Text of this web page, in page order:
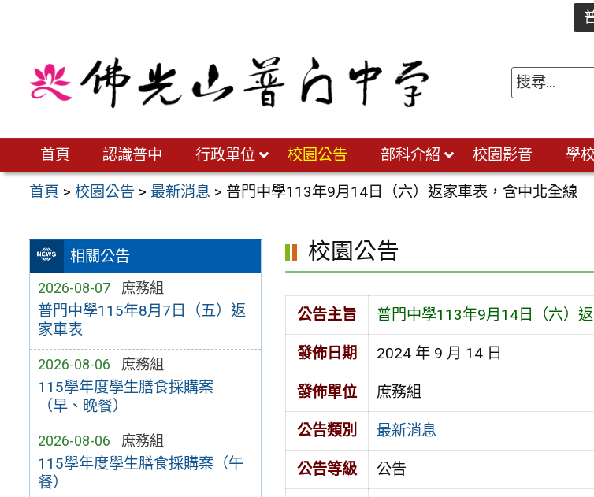
首頁 認識普中 行政單位 校園公告 部科介紹 校園影音 學
首頁 >校園公告 > 最新消息 > 普門中學113年9月14日（六）返家車表，含中北全線
相關公告
2026-08-07 庶務組
普門中學115年8月7日（五）返
家車表
2026-08-06 庶務組
115學年度學生膳食採購案
（早、晚餐）
2026-08-06 庶務組
115學年度學生膳食採購案（午
餐）
校園公告
公告主旨 普門中學113年9月14日（六）
發佈日期 2024 年 9 月 14 日
發佈單位 庶務組
公告類別 最新消息
公告等級 公告